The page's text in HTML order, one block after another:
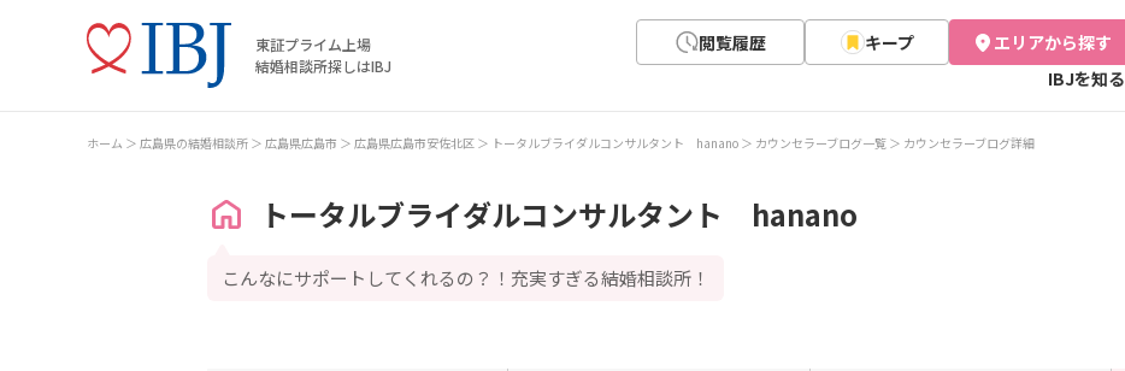
東証プライム上場
結婚相談所探しはIBJ
閲覧履歴 キープ エリアから探す
IBJを知る
ホーム 広島県の結婚相談所 広島県広島市 広島県広島市安佐北区 トータルブライダルコンサルタント hanano カウンセラーブログ一覧 カウンセラーブログ詳細
トータルブライダルコンサルタント hanano
こんなにサポートしてくれるの？！充実すぎる結婚相談所！